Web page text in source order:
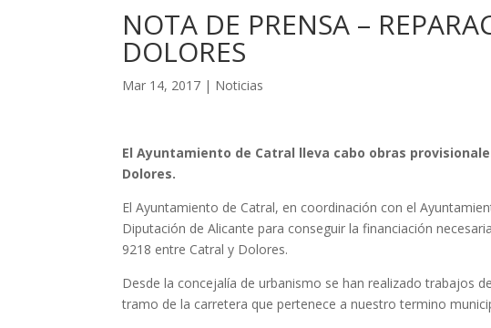
NOTA DE PRENSA –
DOLORES
Mar 14, 2017 | Noticias
El Ayuntamiento de Catral lleva cabo obras
Dolores.
El Ayuntamiento de Catral, en coordinación con el
Diputación de Alicante para conseguir la financiación
9218 entre Catral y Dolores.
Desde la concejalía de urbanismo se han realizado trabajos
tramo de la carretera que pertenece a nuestro termino